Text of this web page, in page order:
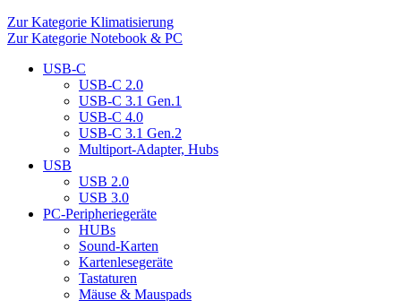
Zur Kategorie Klimatisierung
Zur Kategorie Notebook & PC
USB-C
USB-C 2.0
USB-C 3.1 Gen.1
USB-C 4.0
USB-C 3.1 Gen.2
Multiport-Adapter, Hubs
USB
USB 2.0
USB 3.0
PC-Peripheriegeräte
HUBs
Sound-Karten
Kartenlesegeräte
Tastaturen
Mäuse & Mauspads